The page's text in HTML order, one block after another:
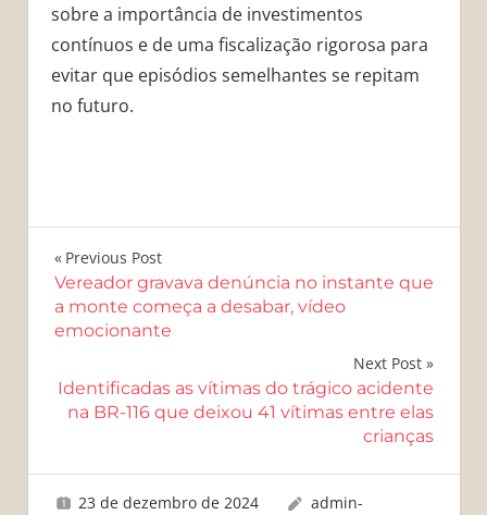
sobre a importância de investimentos
contínuos e de uma fiscalização rigorosa para
evitar que episódios semelhantes se repitam
no futuro.
Navegação
de
Post
Previous Post
Vereador gravava denúncia no instante que
a monte começa a desabar, vídeo
emocionante
Next Post
Identificadas as vítimas do trágico acidente
na BR-116 que deixou 41 vítimas entre elas
crianças
23 de dezembro de 2024
admin-